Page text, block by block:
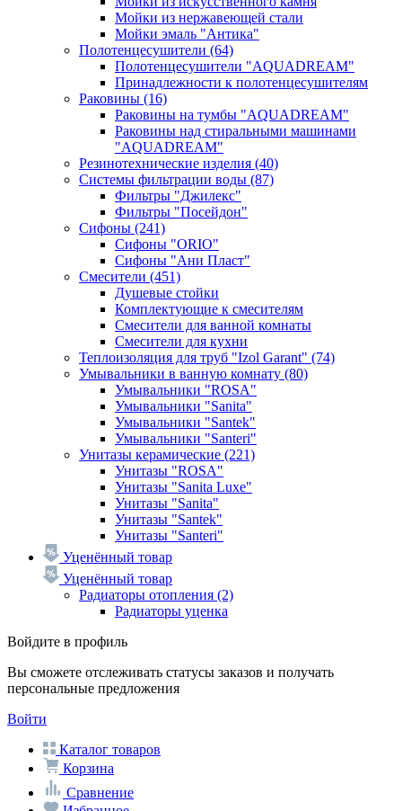
Мойки из нержавеющей стали
Мойки эмаль "Антика"
Полотенцесушители (64)
Полотенцесушители "AQUADREAM"
Принадлежности к полотенцесушителям
Раковины (16)
Раковины на тумбы "AQUADREAM"
Раковины над стиральными машинами
"AQUADREAM"
Резинотехнические изделия (40)
Системы фильтрации воды (87)
Фильтры "Джилекс"
Фильтры "Посейдон"
Сифоны (241)
Сифоны "ORIO"
Сифоны "Ани Пласт"
Смесители (451)
Душевые стойки
Комплектующие к смесителям
Смесители для ванной комнаты
Смесители для кухни
Теплоизоляция для труб "Izol Garant" (74)
Умывальники в ванную комнату (80)
Умывальники "ROSA"
Умывальники "Sanita"
Умывальники "Santek"
Умывальники "Santeri"
Унитазы керамические (221)
Унитазы "ROSA"
Унитазы "Sanita Luxe"
Унитазы "Sanita"
Унитазы "Santek"
Унитазы "Santeri"
Уценённый товар
Уценённый товар
Радиаторы отопления (2)
Радиаторы уценка
Войдите в профиль
Вы сможете отслеживать статусы заказов и получать
персональные предложения
Войти
Каталог товаров
Корзина
Сравнение